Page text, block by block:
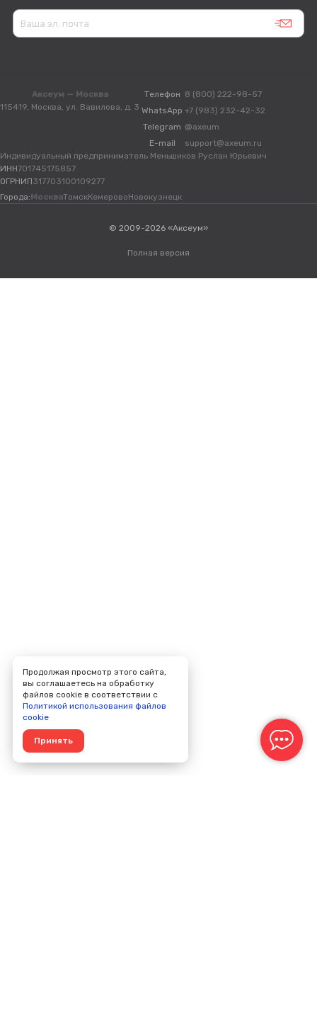
Аксеум — Москва
115419, Москва, ул. Вавилова, д. 3
Телефон 8 (800) 222-98-57
WhatsApp +7 (983) 232-42-32
Telegram @axeum
E-mail
support@axeum.ru
Индивидуальный предприниматель Меньшиков Руслан Юрьевич
ИНН701745175857
ОГРНИП317703100109277
Города: МоскваТомскКемеровоНовокузнецк
© 2009-2026 «Аксеум»
Полная версия
Продолжая просмотр этого сайта,
вы соглашаетесь на обработку
файлов cookie в соответствии с
Политикой использования файлов
cookie
Принять